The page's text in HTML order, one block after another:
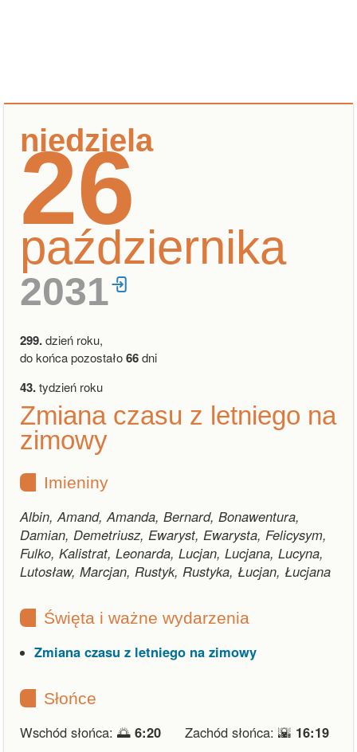
niedziela
26
października
2031
299.dzień roku,
do końca pozostało66dni
43.tydzień roku
Zmiana czasu z letniego na
zimowy
Imieniny
Albin, Amand, Amanda, Bernard, Bonawentura,
Damian, Demetriusz, Ewaryst, Ewarysta, Felicysym,
Fulko, Kalistrat, Leonarda, Lucjan, Lucjana, Lucyna,
Lutosław, Marcjan, Rustyk, Rustyka, Łucjan, Łucjana
Święta i ważne wydarzenia
Zmiana czasu z letniego na zimowy
Słońce
Wschód słońca: 🌅 6:20 Zachód słońca: 🌇 16:19